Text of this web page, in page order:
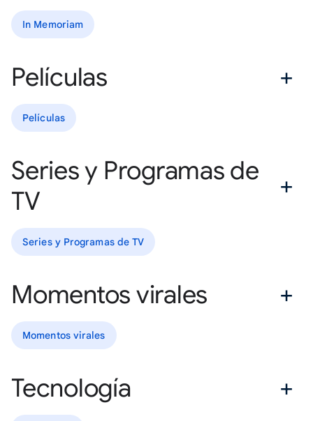
In Memoriam
Películas
Películas
Series y Programas de
TV
Series y Programas de TV
Momentos virales
Momentos virales
Tecnología